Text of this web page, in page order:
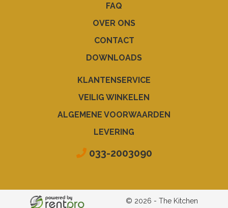
FAQ
OVER ONS
CONTACT
DOWNLOADS
KLANTENSERVICE
VEILIG WINKELEN
ALGEMENE VOORWAARDEN
LEVERING
033-2003090
© 2026 - The Kitchen